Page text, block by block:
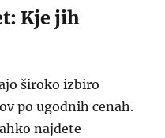
Kje jih
široko izbiro
po ugodnih cenah.
najdete